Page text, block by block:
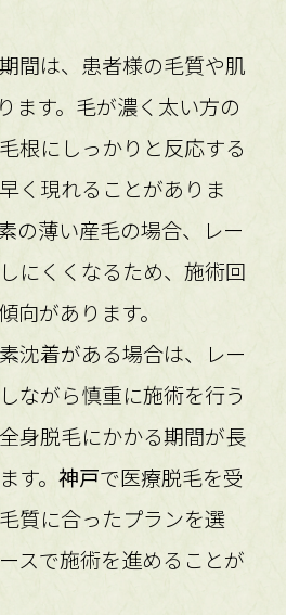
間は、患者様の毛質や肌
ます。毛が濃く太い方の
根にしっかりと反応する
く現れることがありま
の薄い産毛の場合、レー
にくくなるため、施術回
向があります。
沈着がある場合は、レー
ながら慎重に施術を行う
身脱毛にかかる期間が長
す。神戸で医療脱毛を受
質に合ったプランを選
スで施術を進めることが